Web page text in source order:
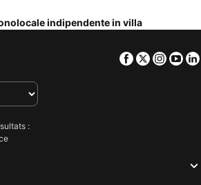
indipendente in villa
Facebook
Twitter
: